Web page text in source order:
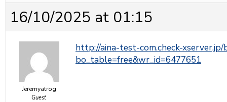
16/10/2025 at 01:15
Jeremyatrog
Guest
http://aina-test-com.check-
bo_table=free&wr_id=6477651